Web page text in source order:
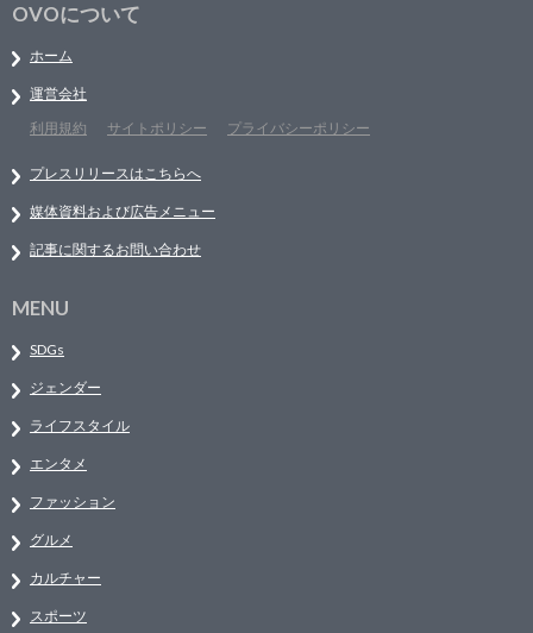
OVOについて
ホーム
運営会社
利用規約
サイトポリシー プライバシーポリシー
プレスリリースはこちらへ
媒体資料および広告メニュー
記事に関するお問い合わせ
MENU
SDGs
ジェンダー
ライフスタイル
エンタメ
ファッション
グルメ
カルチャー
スポーツ